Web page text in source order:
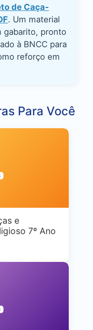
de Caça-
. Um material
gabarito, pronto
à BNCC para
reforço em
Para Você
e
7º Ano